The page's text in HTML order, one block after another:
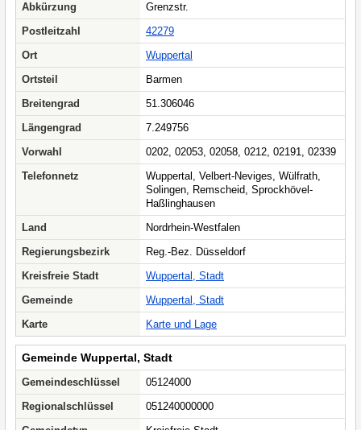
Abkürzung
Grenzstr.
Postleitzahl
42279
Ort
Wuppertal
Ortsteil
Barmen
Breitengrad
51.306046
Längengrad
7.249756
Vorwahl
0202, 02053, 02058, 0212, 02191, 02339
Telefonnetz
Wuppertal, Velbert-Neviges, Wülfrath,
Solingen, Remscheid, Sprockhövel-
Haßlinghausen
Land
Nordrhein-Westfalen
Regierungsbezirk
Reg.-Bez. Düsseldorf
Kreisfreie Stadt
Wuppertal, Stadt
Gemeinde
Wuppertal, Stadt
Karte
Karte und Lage
Gemeinde Wuppertal, Stadt
Gemeindeschlüssel
05124000
Regionalschlüssel
051240000000